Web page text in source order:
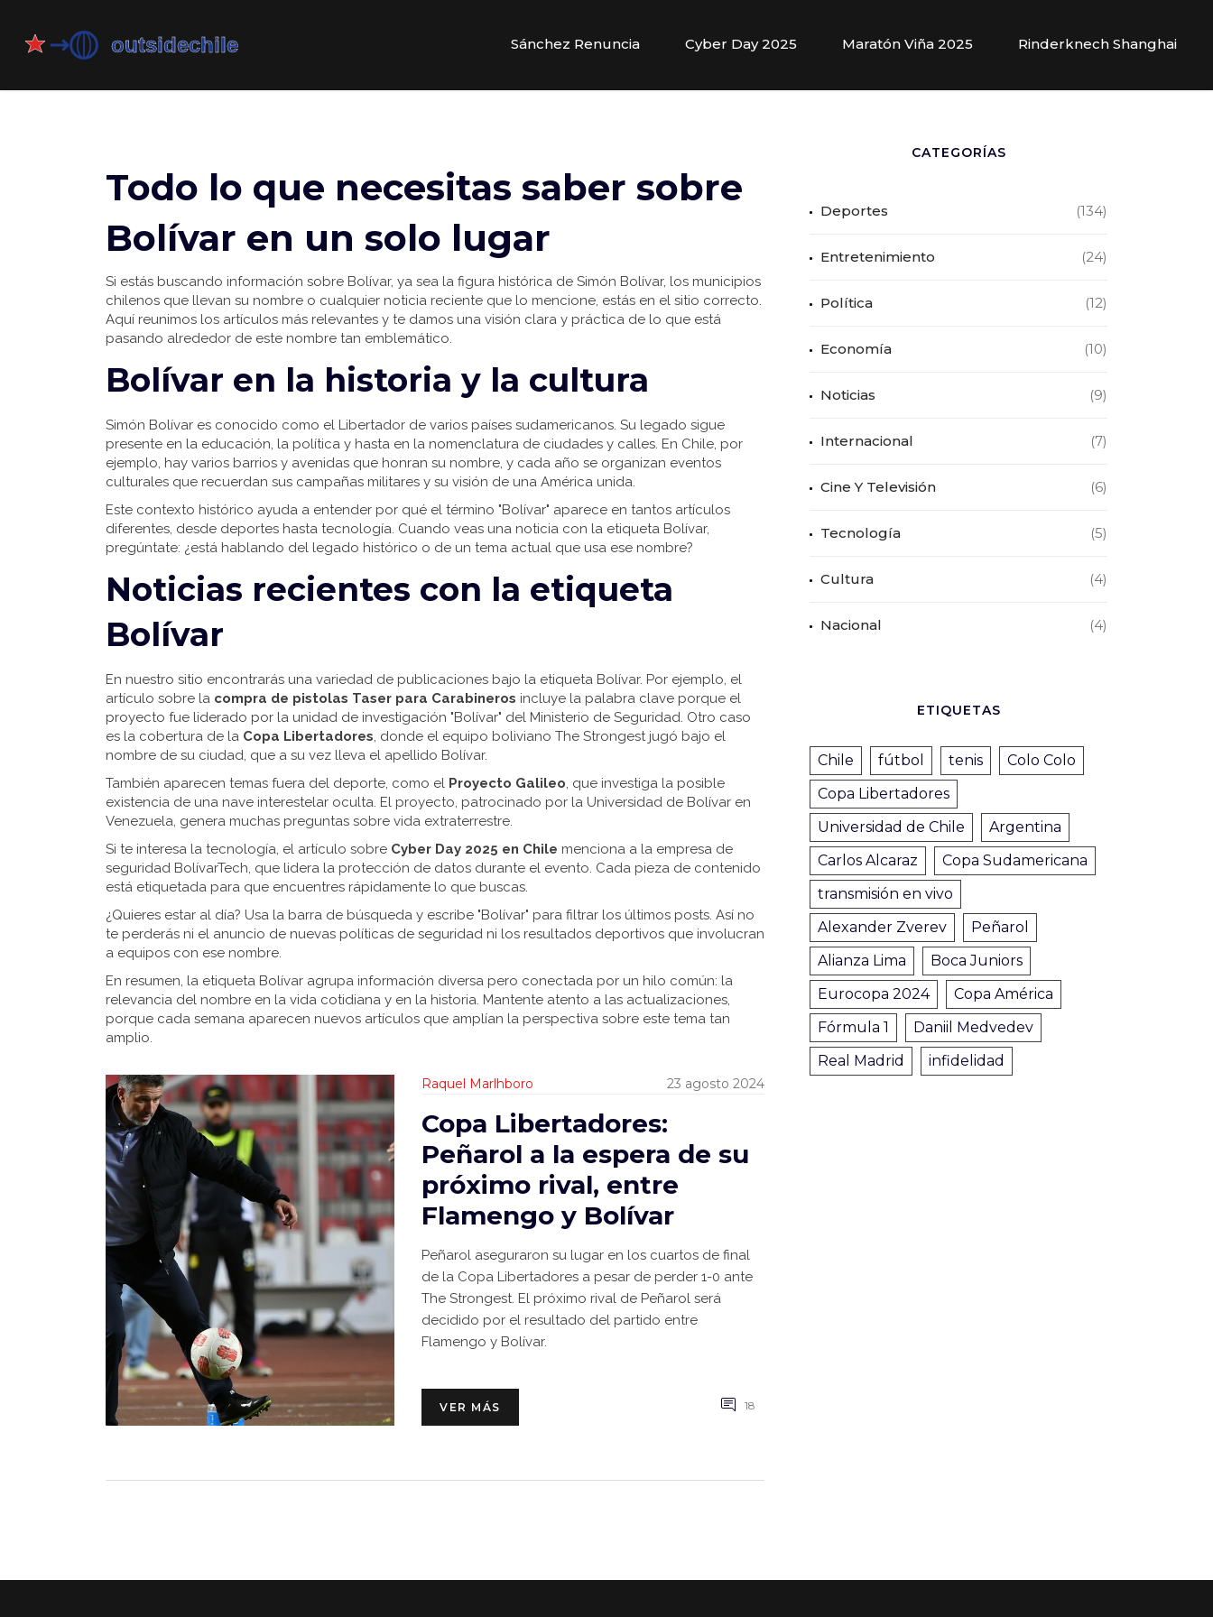
Sánchez Renuncia Cyber Day 2025 Maratón Viña 2025 Rinderknech Shanghai
Todo lo que necesitas saber sobre
Bolívar en un solo lugar
Si estás buscando información sobre Bolívar, ya sea la figura histórica de Simón Bolívar, los municipios
chilenos que llevan su nombre o cualquier noticia reciente que lo mencione, estás en el sitio correcto.
Aquí reunimos los artículos más relevantes y te damos una visión clara y práctica de lo que está
pasando alrededor de este nombre tan emblemático.
Bolívar en la historia y la cultura
Simón Bolívar es conocido como el Libertador de varios países sudamericanos. Su legado sigue
presente en la educación, la política y hasta en la nomenclatura de ciudades y calles. En Chile, por
ejemplo, hay varios barrios y avenidas que honran su nombre, y cada año se organizan eventos
culturales que recuerdan sus campañas militares y su visión de una América unida.
Este contexto histórico ayuda a entender por qué el término "Bolívar" aparece en tantos artículos
diferentes, desde deportes hasta tecnología. Cuando veas una noticia con la etiqueta Bolívar,
pregúntate: ¿está hablando del legado histórico o de un tema actual que usa ese nombre?
Noticias recientes con la etiqueta
Bolívar
En nuestro sitio encontrarás una variedad de publicaciones bajo la etiqueta Bolívar. Por ejemplo, el
artículo sobre la compra de pistolas Taser para Carabineros incluye la palabra clave porque el
proyecto fue liderado por la unidad de investigación "Bolívar" del Ministerio de Seguridad. Otro caso
es la cobertura de la Copa Libertadores, donde el equipo boliviano The Strongest jugó bajo el
nombre de su ciudad, que a su vez lleva el apellido Bolívar.
También aparecen temas fuera del deporte, como el Proyecto Galileo, que investiga la posible
existencia de una nave interestelar oculta. El proyecto, patrocinado por la Universidad de Bolívar en
Venezuela, genera muchas preguntas sobre vida extraterrestre.
Si te interesa la tecnología, el artículo sobre Cyber Day 2025 en Chile menciona a la empresa de
seguridad BolívarTech, que lidera la protección de datos durante el evento. Cada pieza de contenido
está etiquetada para que encuentres rápidamente lo que buscas.
¿Quieres estar al día? Usa la barra de búsqueda y escribe "Bolívar" para filtrar los últimos posts. Así no
te perderás ni el anuncio de nuevas políticas de seguridad ni los resultados deportivos que involucran
a equipos con ese nombre.
En resumen, la etiqueta Bolívar agrupa información diversa pero conectada por un hilo común: la
relevancia del nombre en la vida cotidiana y en la historia. Mantente atento a las actualizaciones,
porque cada semana aparecen nuevos artículos que amplían la perspectiva sobre este tema tan
amplio.
Raquel Marlhboro 23 agosto 2024
Copa Libertadores:
Peñarol a la espera de su
próximo rival, entre
Flamengo y Bolívar
Peñarol aseguraron su lugar en los cuartos de final
de la Copa Libertadores a pesar de perder 1-0 ante
The Strongest. El próximo rival de Peñarol será
decidido por el resultado del partido entre
Flamengo y Bolívar.
VER MÁS 18
CATEGORÍAS
Deportes (134)
Entretenimiento (24)
Política (12)
Economía (10)
Noticias (9)
Internacional (7)
Cine Y Televisión (6)
Tecnología (5)
Cultura (4)
Nacional (4)
ETIQUETAS
Chile fútbol tenis
Colo Colo
Copa Libertadores
Universidad de Chile
Argentina
Carlos Alcaraz
Copa Sudamericana
transmisión en vivo
Alexander Zverev
Peñarol
Alianza Lima
Boca Juniors
Eurocopa 2024
Copa América
Fórmula 1
Daniil Medvedev
Real Madrid
infidelidad